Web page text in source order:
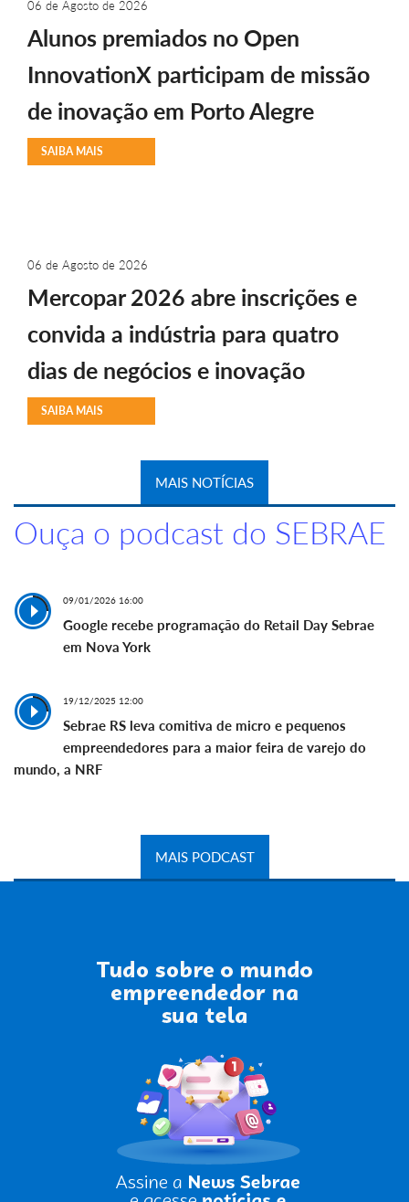
06 de Agosto de 2026
Alunos premiados no Open
InnovationX participam de missão
de inovação em Porto Alegre
SAIBA MAIS
06 de Agosto de 2026
Mercopar 2026 abre inscrições e
convida a indústria para quatro
dias de negócios e inovação
SAIBA MAIS
MAIS NOTÍCIAS
Ouça o podcast do SEBRAE
09/01/2026 16:00
Google recebe programação do Retail Day Sebrae
em Nova York
19/12/2025 12:00
Sebrae RS leva comitiva de micro e pequenos
empreendedores para a maior feira de varejo do
mundo, a NRF
MAIS PODCAST